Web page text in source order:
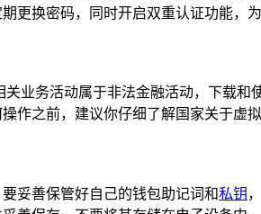
更换密码，同时开启双重认证功能，
业务活动属于非法金融活动，下载和
作之前，建议你仔细了解国家关于虚
妥善保管好自己的钱包助记词和私钥